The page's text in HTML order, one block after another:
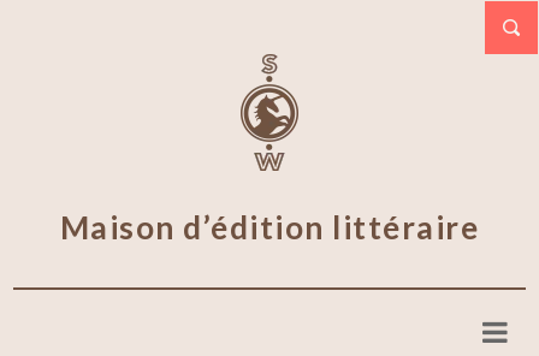
Maison d’édition littéraire